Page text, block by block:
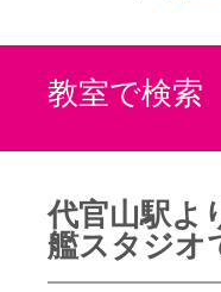
教室で検索
代官山駅よ
艦スタジオ